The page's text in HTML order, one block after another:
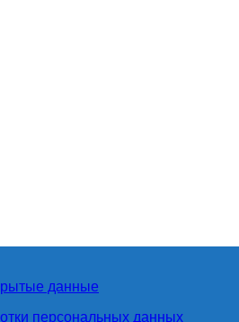
данные
персональных данных